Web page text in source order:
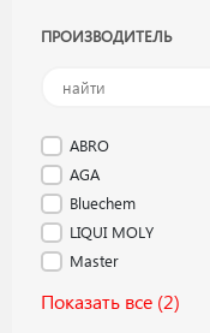
ПРОИЗВОДИТЕЛЬ
ABRO
AGA
Bluechem
LIQUI MOLY
Master
Показать все (2)